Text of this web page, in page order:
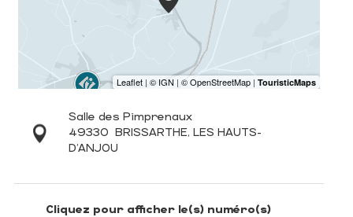
Salle des Pimprenaux
49330 BRISSARTHE, LES HAUTS-
D'ANJOU
Cliquez pour afficher le(s) numéro(s)